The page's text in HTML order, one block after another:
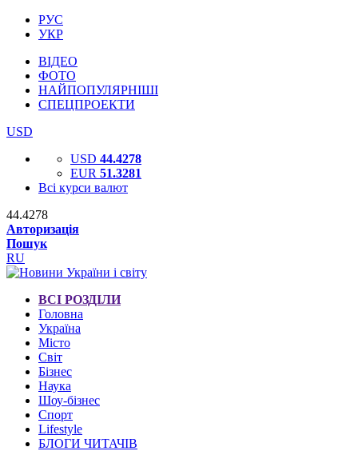
РУС
УКР
ВІДЕО
ФОТО
НАЙПОПУЛЯРНІШІ
СПЕЦПРОЕКТИ
USD
USD 44.4278
EUR 51.3281
Всі курси валют
44.4278
Авторизація
Пошук
RU
ВСІ РОЗДІЛИ
Головна
Україна
Місто
Світ
Бізнес
Наука
Шоу-бізнес
Спорт
Lifestyle
БЛОГИ ЧИТАЧІВ